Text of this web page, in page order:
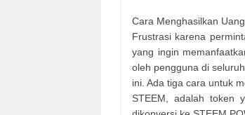
Cara Menghasilkan
Frustrasi karena
yang ingin
oleh pengguna di
ini. Ada tiga cara untuk
STEEM, adalah token